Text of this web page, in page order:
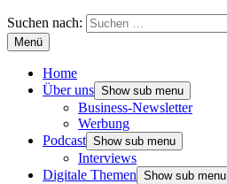
Suchen nach:
Menü
Home
Über uns Show sub menu
Business-Newsletter
Werbung
Podcast Show sub menu
Interviews
Digitale Themen Show sub menu